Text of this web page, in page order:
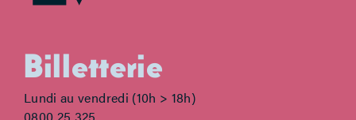
Billetterie
Lundi au vendredi (10h > 18h)
0800 25 325